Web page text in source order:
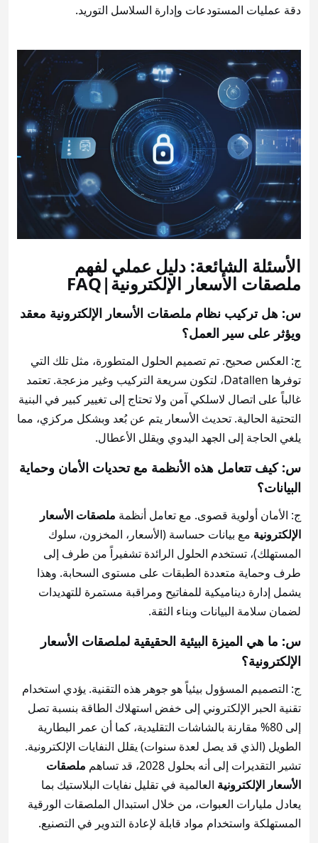
دقة عمليات المستودعات وإدارة السلاسل التوريد.
الأسئلة الشائعة: دليل عملي لفهم
ملصقات الأسعار الإلكترونية|FAQ
س: هل تركيب نظام ملصقات الأسعار الإلكترونية معقد
ويؤثر على سير العمل؟
ج: العكس صحيح. تم تصميم الحلول المتطورة، مثل تلك التي
توفرها Datallen، لتكون سريعة التركيب وغير مزعجة. تعتمد
غالباً على اتصال لاسلكي آمن ولا تحتاج إلى تغيير كبير في البنية
التحتية الحالية. تحديث الأسعار يتم عن بُعد وبشكل مركزي، مما
يلغي الحاجة إلى الجهد اليدوي ويقلل الأعطال.
س: كيف تتعامل هذه الأنظمة مع تحديات الأمان وحماية
البيانات؟
ج: الأمان أولوية قصوى. مع تعامل أنظمة ملصقات الأسعار
الإلكترونية مع بيانات حساسة (الأسعار، المخزون، سلوك
المستهلك)، تستخدم الحلول الرائدة تشفيراً من طرف إلى
طرف وحماية متعددة الطبقات على مستوى السحابة. وهذا
يشمل إدارة ديناميكية للمفاتيح ومراقبة مستمرة للتهديدات
لضمان سلامة البيانات وبناء الثقة.
س: ما هي الميزة البيئية الحقيقية لملصقات الأسعار
الإلكترونية؟
ج: التصميم المسؤول بيئياً هو جوهر هذه التقنية. يؤدي استخدام
تقنية الحبر الإلكتروني إلى خفض استهلاك الطاقة بنسبة تصل
إلى 80% مقارنة بالشاشات التقليدية، كما أن عمر البطارية
الطويل (الذي قد يصل لعدة سنوات) يقلل النفايات الإلكترونية.
تشير التقديرات إلى أنه بحلول 2028، قد تساهم
ملصقات
الأسعار الإلكترونية العالمية في تقليل نفايات البلاستيك بما
يعادل مليارات العبوات، من خلال استبدال الملصقات الورقية
المستهلكة واستخدام مواد قابلة لإعادة التدوير في التصنيع.